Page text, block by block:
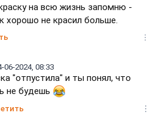
на всю жизнь запомню -
хорошо не красил больше.
06-2024, 08:33
"отпустила" и ты понял, что
не будешь